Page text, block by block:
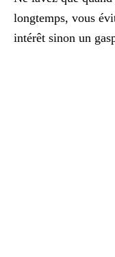
longtemps, vous
intérêt sinon un